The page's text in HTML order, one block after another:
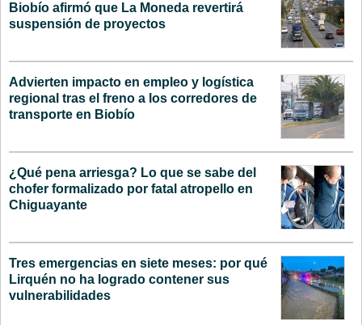
Biobío afirmó que La Moneda revertirá
suspensión de proyectos
Advierten impacto en empleo y logística
regional tras el freno a los corredores de
transporte en Biobío
¿Qué pena arriesga? Lo que se sabe del
chofer formalizado por fatal atropello en
Chiguayante
Tres emergencias en siete meses: por qué
Lirquén no ha logrado contener sus
vulnerabilidades